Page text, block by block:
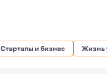
Стартапы и бизнес Жизнь